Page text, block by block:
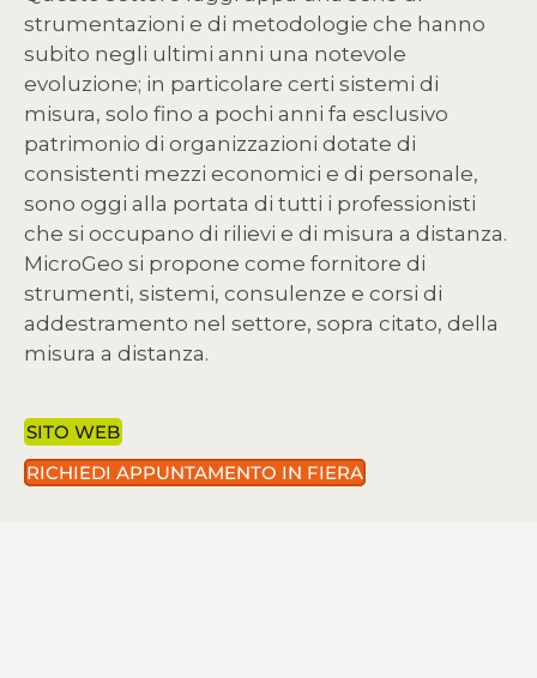
strumentazioni e di metodologie che hanno
subito negli ultimi anni una notevole
evoluzione; in particolare certi sistemi di
misura, solo fino a pochi anni fa esclusivo
patrimonio di organizzazioni dotate di
consistenti mezzi economici e di personale,
sono oggi alla portata di tutti i professionisti
che si occupano di rilievi e di misura a distanza.
MicroGeo si propone come fornitore di
strumenti, sistemi, consulenze e corsi di
addestramento nel settore, sopra citato, della
misura a distanza.
SITO WEB
RICHIEDI APPUNTAMENTO IN FIERA